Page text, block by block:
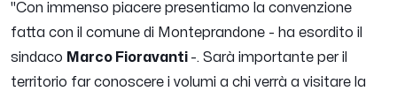
''Con immenso piacere presentiamo la convenzione
fatta con il comune di Monteprandone - ha esordito il
sindaco Marco Fioravanti -. Sarà importante per il
territorio far conoscere i volumi a chi verrà a visitare la